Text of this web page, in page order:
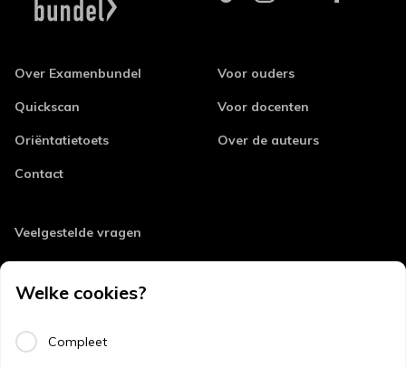
Over Examenbundel
Quickscan
Oriëntatietoets
Contact
Voor ouders
Voor docenten
Over de auteurs
Veelgestelde vragen
Retourneren
Errata
Algemene voorwaarden
Welke cookies?
Compleet